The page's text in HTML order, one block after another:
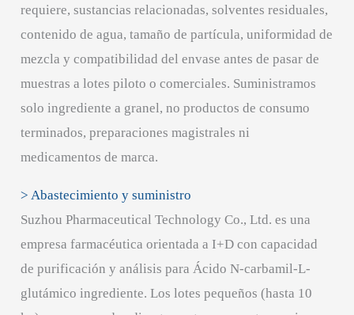
requiere, sustancias relacionadas, solventes residuales,
contenido de agua, tamaño de partícula, uniformidad de
mezcla y compatibilidad del envase antes de pasar de
muestras a lotes piloto o comerciales. Suministramos
solo ingrediente a granel, no productos de consumo
terminados, preparaciones magistrales ni
medicamentos de marca.
> Abastecimiento y suministro
Suzhou Pharmaceutical Technology Co., Ltd. es una
empresa farmacéutica orientada a I+D con capacidad
de purificación y análisis para Ácido N-carbamil-L-
glutámico ingrediente. Los lotes pequeños (hasta 10